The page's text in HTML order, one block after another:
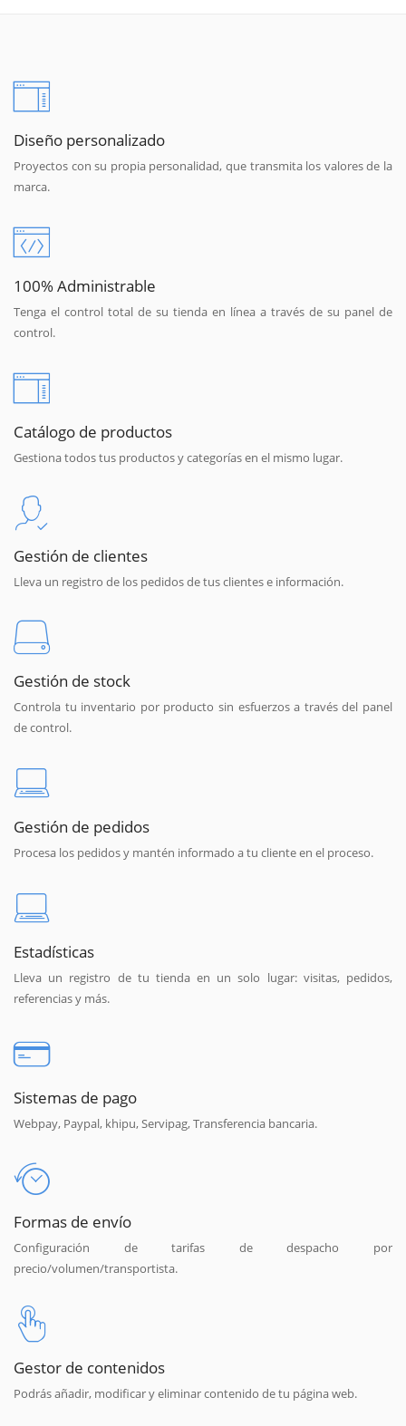
Diseño personalizado
Proyectos con su propia personalidad, que transmita los valores de la
marca.
100% Administrable
Tenga el control total de su tienda en línea a través de su panel de
control.
Catálogo de productos
Gestiona todos tus productos y categorías en el mismo lugar.
Gestión de clientes
Lleva un registro de los pedidos de tus clientes e información.
Gestión de stock
Controla tu inventario por producto sin esfuerzos a través del panel
de control.
Gestión de pedidos
Procesa los pedidos y mantén informado a tu cliente en el proceso.
Estadísticas
Lleva un registro de tu tienda en un solo lugar: visitas, pedidos,
referencias y más.
Sistemas de pago
Webpay, Paypal, khipu, Servipag, Transferencia bancaria.
Formas de envío
Configuración de tarifas de despacho por
precio/volumen/transportista.
Gestor de contenidos
Podrás añadir, modificar y eliminar contenido de tu página web.